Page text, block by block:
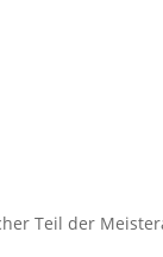
Teil der